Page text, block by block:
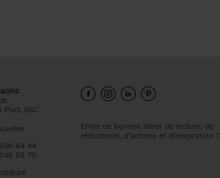
Port, 86C
44 44
55 70
Envie de bonnes idées de lecture, de
réductions, d’actions et d’inspiration ?